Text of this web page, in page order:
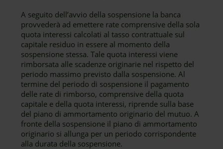
A seguito dell’avvio della sospensione la banca
provvederà ad emettere rate comprensive della sola
quota interessi calcolati al tasso contrattuale sul
capitale residuo in essere al momento della
sospensione stessa. Tale quota interessi viene
rimborsata alle scadenze originarie nel rispetto del
periodo massimo previsto dalla sospensione. Al
termine del periodo di sospensione il pagamento
delle rate di rimborso, comprensive della quota
capitale e della quota interessi, riprende sulla base
del piano di ammortamento originario del mutuo. A
fronte della sospensione il piano di ammortamento
originario si allunga per un periodo corrispondente
alla durata della sospensione.